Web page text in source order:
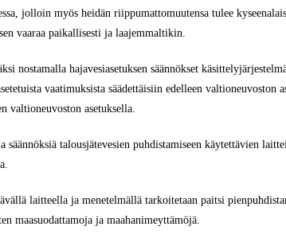
jolloin myös heidän riippumattomuutensa tulee
vaaraa paikallisesti ja laajemmaltikin.
nostamalla hajavesiasetuksen säännökset
vaatimuksista säädettäisiin edelleen valtioneuvoston
valtioneuvoston asetuksella.
säännöksiä talousjätevesien puhdistamiseen käytettävien
laitteella ja menetelmällä tarkoitetaan paitsi
maasuodattamoja ja maahanimeyttämöjä.